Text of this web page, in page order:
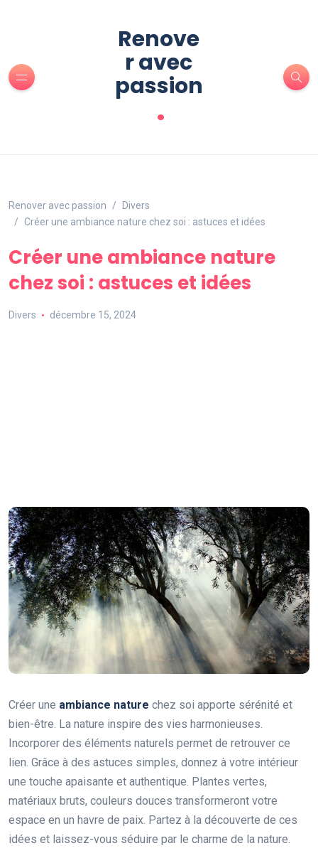
Renove
r avec
passion
.
Renover avec passion
Divers
Créer une ambiance nature chez soi : astuces et idées
Créer une ambiance nature
chez soi : astuces et idées
Divers décembre 15, 2024
Créer une ambiance nature chez soi apporte sérénité et
bien-être. La nature inspire des vies harmonieuses.
Incorporer des éléments naturels permet de retrouver ce
lien. Grâce à des astuces simples, donnez à votre intérieur
une touche apaisante et authentique. Plantes vertes,
matériaux bruts, couleurs douces transformeront votre
espace en un havre de paix. Partez à la découverte de ces
idées et laissez-vous séduire par le charme de la nature.